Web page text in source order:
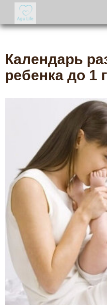
Календарь
ребенка до 1